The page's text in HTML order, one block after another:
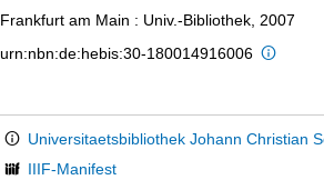
Frankfurt am Main : Univ.-Bibliothek, 2007
urn:nbn:de:hebis:30-180014916006
Universitaetsbibliothek Johann Christian
IIIF-Manifest